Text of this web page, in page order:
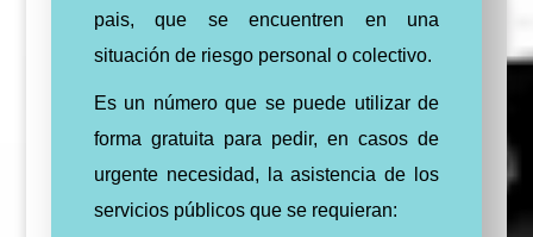
pais, que se encuentren en una
situación de riesgo personal o colectivo.
Es un número que se puede utilizar de
forma gratuita para pedir, en casos de
urgente necesidad, la asistencia de los
servicios públicos que se requieran: